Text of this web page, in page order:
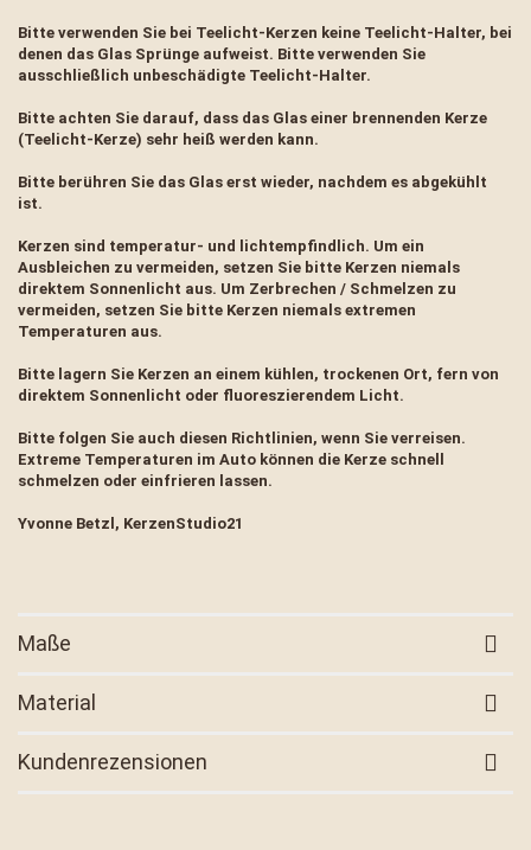
Bitte verwenden Sie bei Teelicht-Kerzen keine Teelicht-Halter, bei
denen das Glas Sprünge aufweist. Bitte verwenden Sie
ausschließlich unbeschädigte Teelicht-Halter.
Bitte achten Sie darauf, dass das Glas einer brennenden Kerze
(Teelicht-Kerze) sehr heiß werden kann.
Bitte berühren Sie das Glas erst wieder, nachdem es abgekühlt
ist.
Kerzen sind temperatur- und lichtempfindlich. Um ein
Ausbleichen zu vermeiden, setzen Sie bitte Kerzen niemals
direktem Sonnenlicht aus. Um Zerbrechen / Schmelzen zu
vermeiden, setzen Sie bitte Kerzen niemals extremen
Temperaturen aus.
Bitte lagern Sie Kerzen an einem kühlen, trockenen Ort, fern von
direktem Sonnenlicht oder fluoreszierendem Licht.
Bitte folgen Sie auch diesen Richtlinien, wenn Sie verreisen.
Extreme Temperaturen im Auto können die Kerze schnell
schmelzen oder einfrieren lassen.
Yvonne Betzl, KerzenStudio21
Maße
Material
Kundenrezensionen